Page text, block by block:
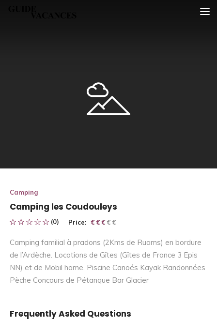
Camping
Camping les Coudouleys
(0) Price: € € € € €
€ € €
Camping familial à pradons (2Kms de Ruoms) en bordure
de l’Ardèche. Locations de Gîtes (Gîtes de France 3 Epis
NN) et de Mobil home. Piscine Canoés Kayak Randonnées
Pèche Concours de Pétanque Bar Glacier
Frequently Asked Questions